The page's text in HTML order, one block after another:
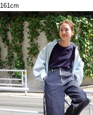
161cm